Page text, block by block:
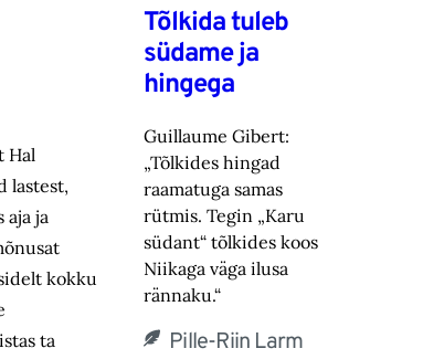
Hal
lastest,
ja
kokku
ta
Tõlkida tuleb
südame ja
hingega
Guillaume Gibert:
„Tõlkides hingad
raamatuga samas
rütmis. Tegin „Karu
südant“ tõlkides koos
Niikaga väga ilusa
rännaku.“
Pille-Riin Larm